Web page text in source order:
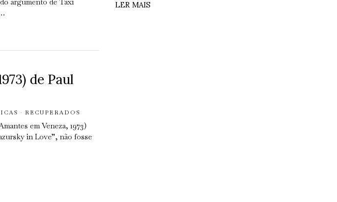
LER MAIS
de Paul
· RECUPERADOS
em Veneza, 1973)
in Love”, não fosse